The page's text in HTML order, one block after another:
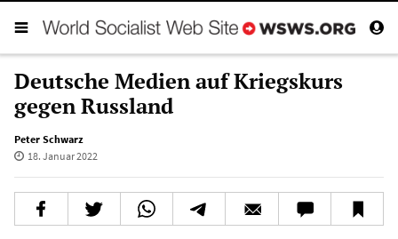
Deutsche Medien auf Kriegskurs
gegen Russland
Peter Schwarz
18. Januar 2022